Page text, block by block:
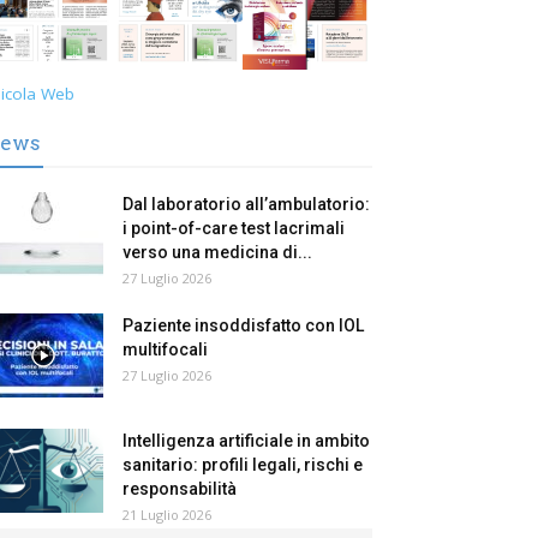
Web
Dal laboratorio all’ambulatorio:
i point-of-care test lacrimali
verso una medicina di...
27 Luglio 2026
Paziente insoddisfatto con IOL
multifocali
27 Luglio 2026
Intelligenza artificiale in ambito
sanitario: profili legali, rischi e
responsabilità
21 Luglio 2026